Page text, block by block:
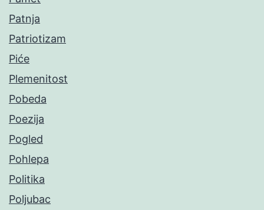
Patnja
Patriotizam
Piće
Plemenitost
Pobeda
Poezija
Pogled
Pohlepa
Politika
Poljubac